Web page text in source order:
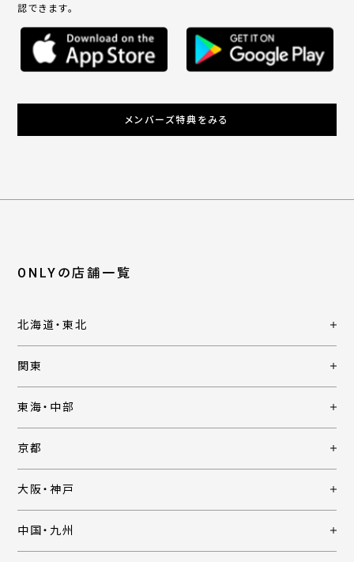
認できます。
メンバーズ特典をみる
ONLYの店舗一覧
北海道・東北
関東
東海・中部
京都
大阪・神戸
中国・九州